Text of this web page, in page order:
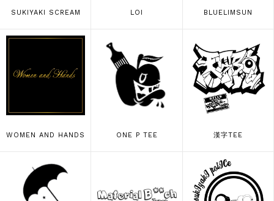
SUKIYAKI SCREAM LOI BLUELIMSUN
WOMEN AND HANDS ONE P TEE 漢字TEE